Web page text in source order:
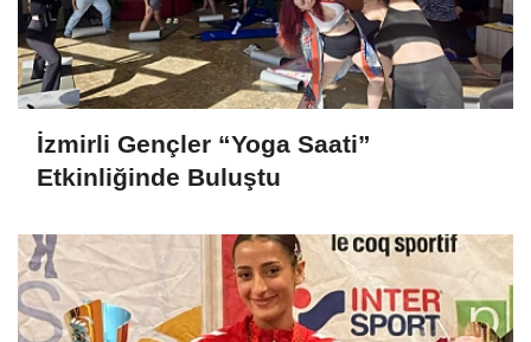
İzmirli Gençler “Yoga Saati”
Etkinliğinde Buluştu